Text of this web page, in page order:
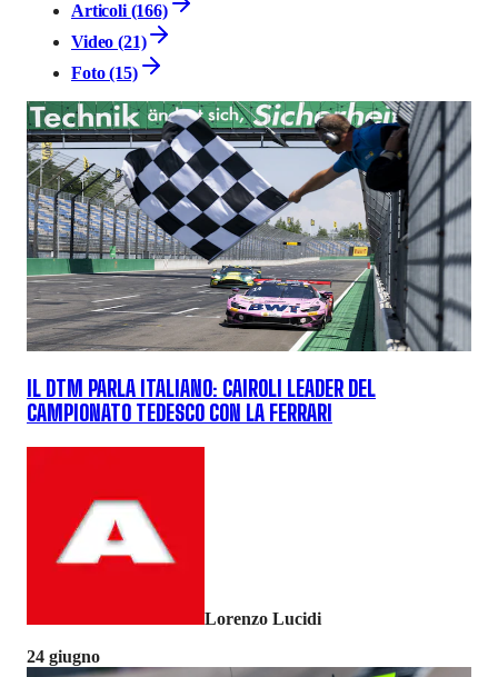
Articoli (166)
Video (21)
Foto (15)
IL DTM PARLA ITALIANO: CAIROLI LEADER DEL
CAMPIONATO TEDESCO CON LA FERRARI
Lorenzo Lucidi
24 giugno